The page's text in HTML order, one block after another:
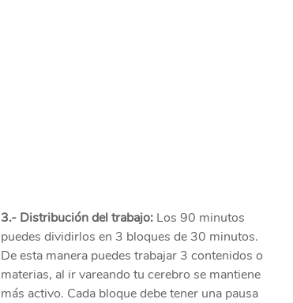
3.- Distribución del trabajo: Los 90 minutos
puedes dividirlos en 3 bloques de 30 minutos.
De esta manera puedes trabajar 3 contenidos o
materias, al ir vareando tu cerebro se mantiene
más activo. Cada bloque debe tener una pausa